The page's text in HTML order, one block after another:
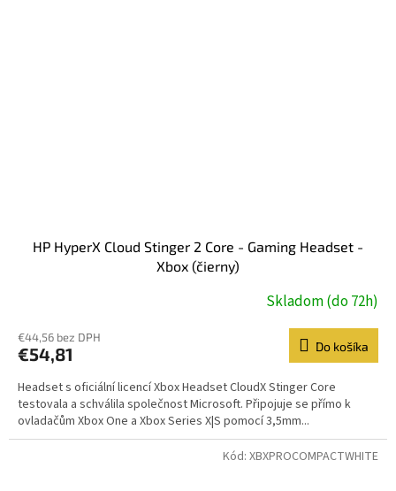
HP HyperX Cloud Stinger 2 Core - Gaming Headset -
Xbox (čierny)
Skladom (do 72h)
€44,56 bez DPH
€54,81 Do košíka
Headset s oficiální licencí Xbox Headset CloudX Stinger Core
testovala a schválila společnost Microsoft. Připojuje se přímo k
ovladačům Xbox One a Xbox Series X|S pomocí 3,5mm...
Kód: XBXPROCOMPACTWHITE